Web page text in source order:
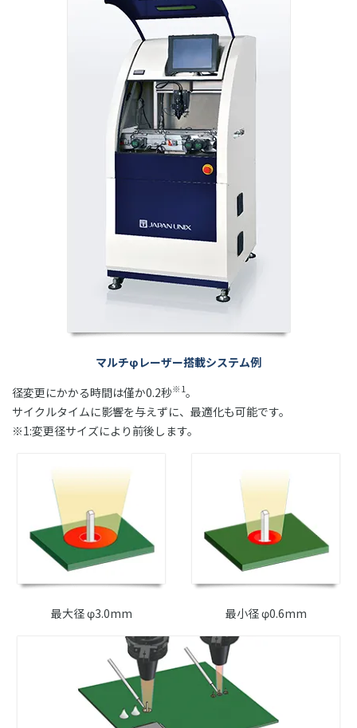
マルチφレーザー搭載システム例
径変更にかかる時間は僅か0.2秒※1。
サイクルタイムに影響を与えずに、最適化も可能です。
※1:変更径サイズにより前後します。
最大径 φ3.0mm 最小径 φ0.6mm